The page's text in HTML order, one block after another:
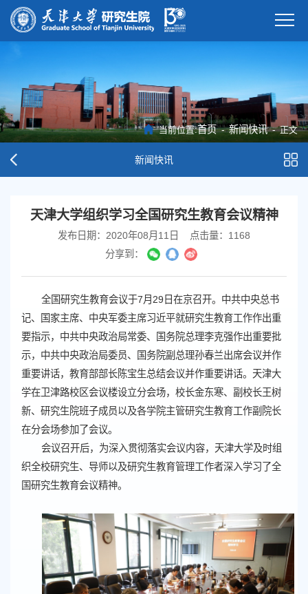
当前位置:首页 - 新闻快讯 - 正文
新闻快讯
天津大学组织学习全国研究生教育会议精神
发布日期：2020年08月11日 点击量： 1168
分享到：
全国研究生教育会议于7月29日在京召开。中共中央总书
记、国家主席、中央军委主席习近平就研究生教育工作作出重
要指示，中共中央政治局常委、国务院总理李克强作出重要批
示，中共中央政治局委员、国务院副总理孙春兰出席会议并作
重要讲话，教育部部长陈宝生总结会议并作重要讲话。天津大
学在卫津路校区会议楼设立分会场，校长金东寒、副校长王树
新、研究生院班子成员以及各学院主管研究生教育工作副院长
在分会场参加了会议。
会议召开后，为深入贯彻落实会议内容，天津大学及时组
织全校研究生、导师以及研究生教育管理工作者深入学习了全
国研究生教育会议精神。